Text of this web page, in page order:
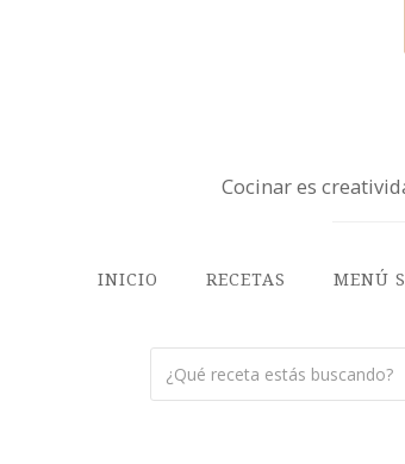
Cocinar es
INICIO RECETAS MENÚ